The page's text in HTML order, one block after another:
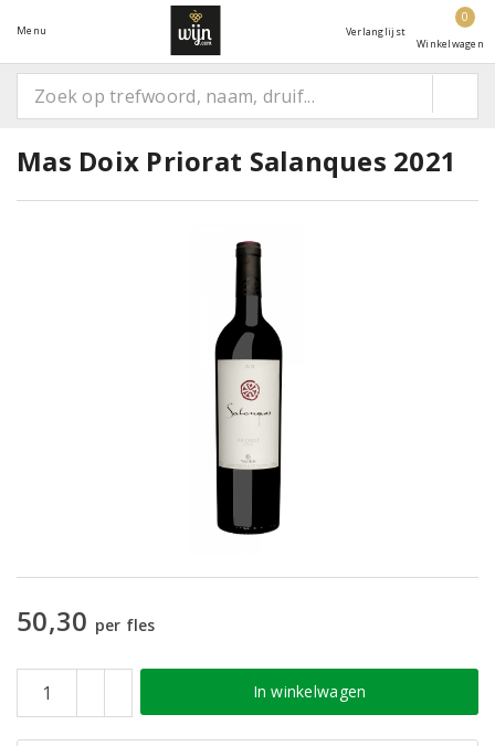
Menu Verlanglijst
0
Winkelwagen
Mas Doix Priorat Salanques 2021
50,30 per fles
In winkelwagen